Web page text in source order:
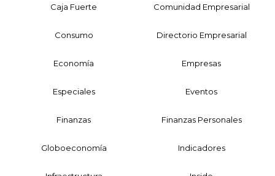
Caja Fuerte Comunidad Empresarial
Consumo Directorio Empresarial
Economía Empresas
Especiales Eventos
Finanzas Finanzas Personales
Globoeconomía Indicadores